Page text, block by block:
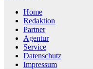
Home
Redaktion
Partner
Agentur
Service
Datenschutz
Impressum